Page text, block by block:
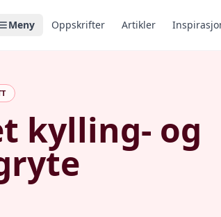
Meny Oppskrifter Artikler
kylling- og